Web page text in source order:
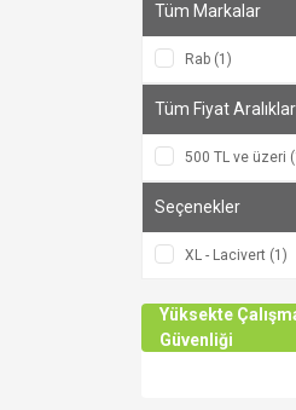
Tüm Markalar
Rab (1)
Tüm Fiyat
500 TL ve üzeri
Seçenekler
XL - Lacivert (1)
Yüksekte
Güvenliği